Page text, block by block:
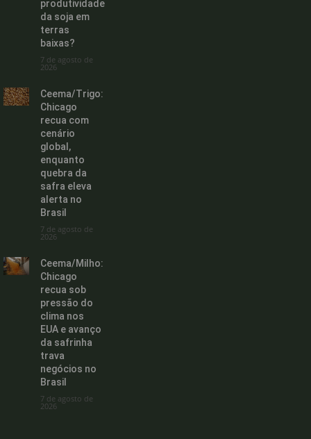
produtividade
da soja em
terras
baixas?
7 de agosto de
2026
Ceema/Trigo:
Chicago
recua com
cenário
global,
enquanto
quebra da
safra eleva
alerta no
Brasil
7 de agosto de
2026
Ceema/Milho:
Chicago
recua sob
pressão do
clima nos
EUA e avanço
da safrinha
trava
negócios no
Brasil
7 de agosto de
2026